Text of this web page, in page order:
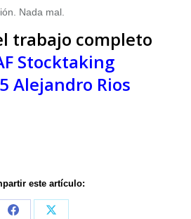
Nada mal.
trabajo completo
Stocktaking
Alejandro Rios
este artículo: